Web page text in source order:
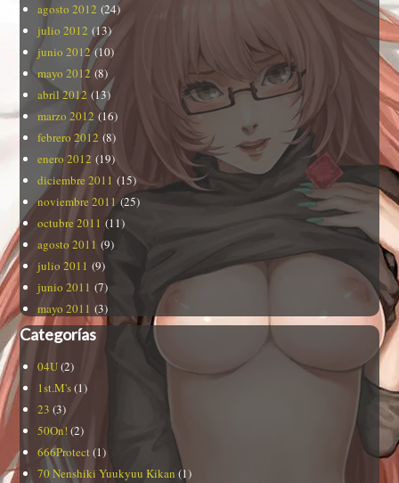
agosto 2012 (24)
julio 2012 (13)
junio 2012(10)
mayo 2012(8)
abril 2012 (13)
marzo 2012 (16)
febrero 2012 (8)
enero 2012 (19)
diciembre 2011 (15)
noviembre 2011(25)
octubre 2011 (11)
agosto 2011 (9)
julio 2011 (9)
junio 2011 (7)
mayo 2011 (3)
Categorías
04U(2)
1st.M's(1)
23 (3)
50On! (2)
666Protect (1)
70 Nenshiki Yuukyuu Kikan (1)